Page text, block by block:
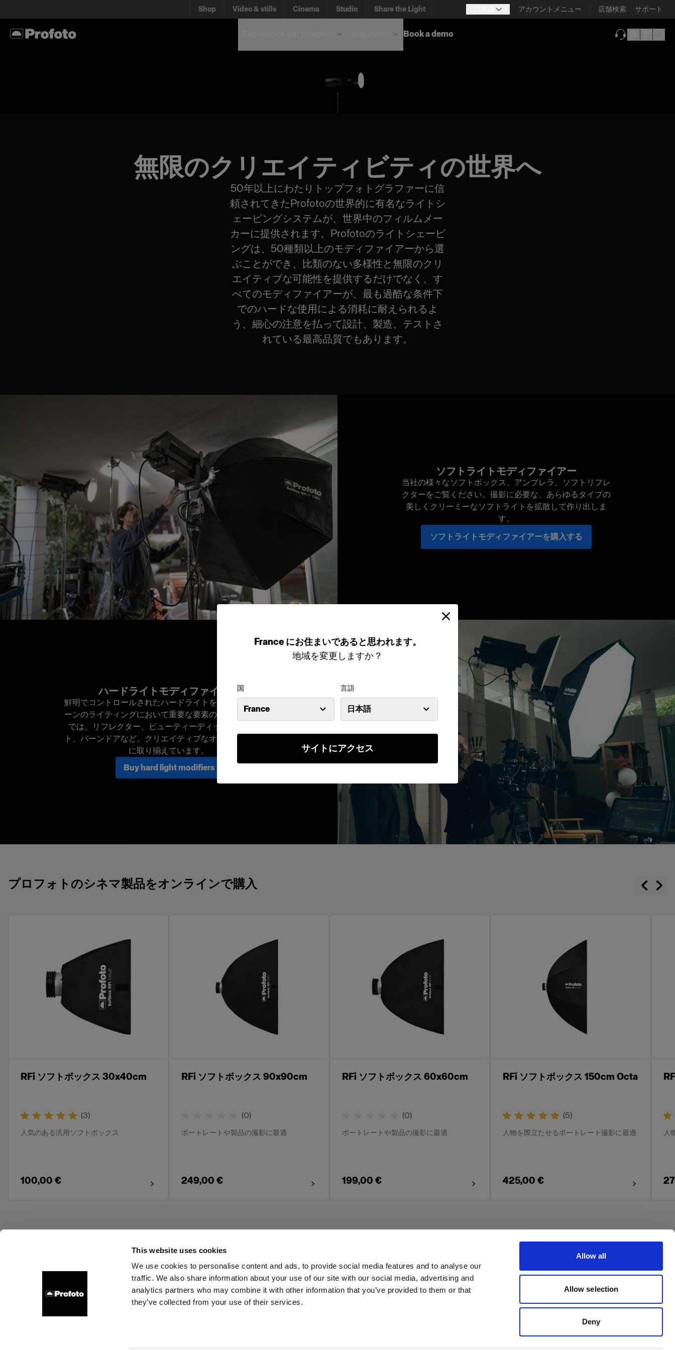
This website uses cookies
We use cookies to personalise content and ads, to provide social media features and to analyse our
traffic. We also share information about your use of our site with our social media, advertising and
analytics partners who may combine it with other information that you’ve provided to them or that
they’ve collected from your use of their services.
Allow all
Allow selection
Deny
France にお住まいであると思われます。
地域を変更しますか？
国
France
言語
日本語
サイトにアクセス
Shop Video & stills Cinema Studio Share the Light アカウントメニュー 店舗検索 サポート
Book a demo
無限のクリエイティビティの世界へ
50年以上にわたりトップフォトグラファーに信
頼されてきたProfotoの世界的に有名なライトシ
ェーピングシステムが、世界中のフィルムメー
カーに提供されます。Profotoのライトシェーピ
ングは、50種類以上のモディファイアーから選
ぶことができ、比類のない多様性と無限のクリ
エイティブな可能性を提供するだけでなく、す
べてのモディファイアーが、最も過酷な条件下
でのハードな使用による消耗に耐えられるよ
う、細心の注意を払って設計、製造、テストさ
れている最高品質でもあります。
ソフトライトモディファイアー
当社の様々なソフトボックス、アンブレラ、ソフトリフレ
クターをご覧ください。撮影に必要な、あらゆるタイプの
美しくクリーミーなソフトライトを拡散して作り出しま
す。
ソフトライトモディファイアーを購入する
ハードライトモディファイアー
鮮明でコントロールされたハードライトを作ることは、シ
ーンのライティングにおいて重要な要素の一つです。ここ
では、リフレクター、ビューティーディッシュ、スヌー
ト、バーンドアなど、クリエイティブなオプションを豊富
に取り揃えています。
Buy hard light modifiers
プロフォトのシネマ製品をオンラインで購入
RFi ソフトボックス 30x40cm
(3)
人気のある汎用ソフトボックス
100,00 €
RFi ソフトボックス 90x90cm
(0)
ポートレートや製品の撮影に最適
249,00 €
RFi ソフトボックス 60x60cm
(0)
ポートレートや製品の撮影に最適
199,00 €
RFi ソフトボックス 150cm Octa
(5)
人物を際立たせるポートレート撮影に最適
425,00 €
人
About us Contact Support Careers Press Investors Share The Light